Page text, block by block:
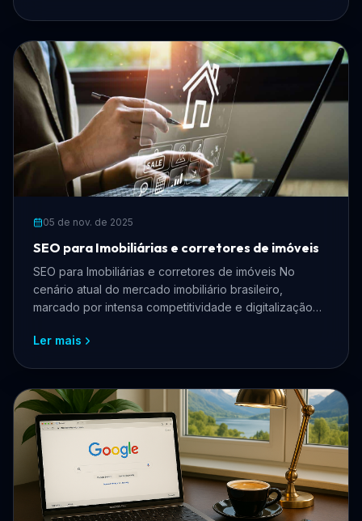
05 de nov. de 2025
SEO para Imobiliárias e corretores de imóveis
SEO para Imobiliárias e corretores de imóveis No
cenário atual do mercado imobiliário brasileiro,
marcado por intensa competitividade e digitalização
Ler mais